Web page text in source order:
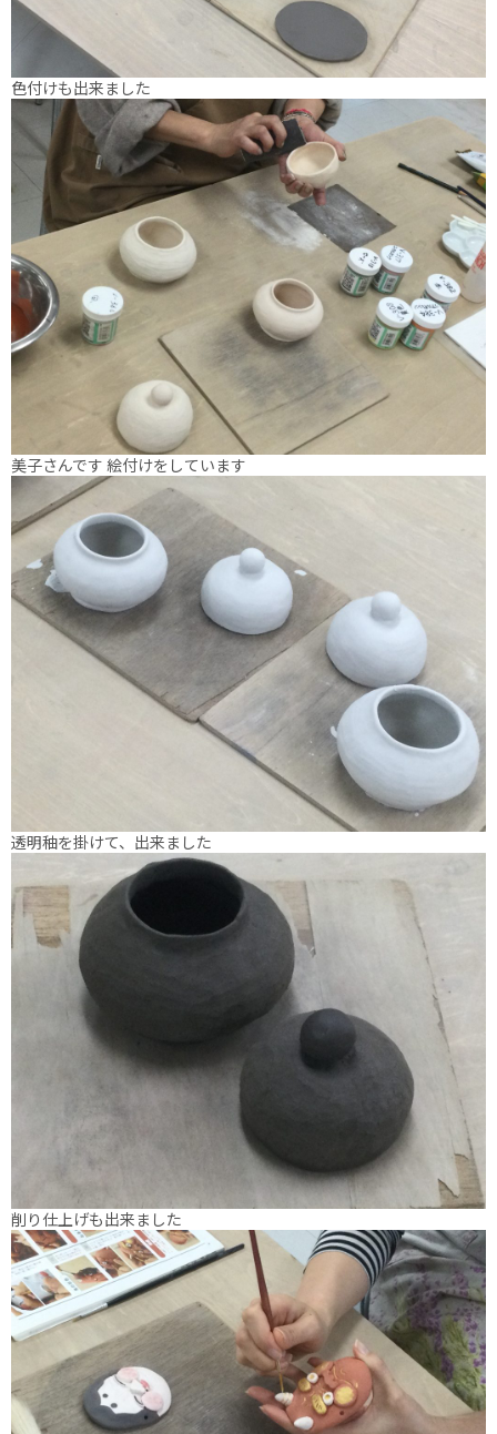
色付けも出来ました
美子さんです 絵付けをしています
透明秞を掛けて、出来ました
削り仕上げも出来ました